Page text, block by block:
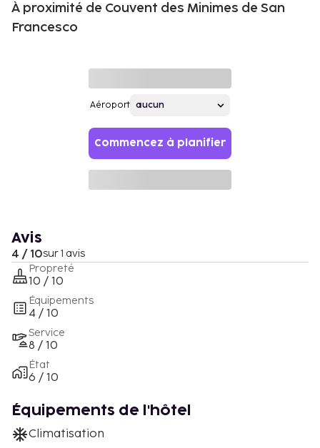
À proximité de Couvent des Minimes de San
Francesco
Aéroport
Commencez à planifier
Avis
4 / 10sur 1 avis
Propreté
10 / 10
Équipements
4 / 10
Service
8 / 10
État
6 / 10
Équipements de l'hôtel
Climatisation